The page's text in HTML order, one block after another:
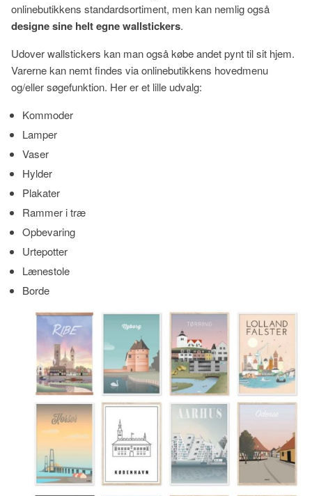
onlinebutikkens standardsortiment, men kan nemlig også
designe sine helt egne wallstickers.
Udover wallstickers kan man også købe andet pynt til sit hjem.
Varerne kan nemt findes via onlinebutikkens hovedmenu
og/eller søgefunktion. Her er et lille udvalg:
Kommoder
Lamper
Vaser
Hylder
Plakater
Rammer i træ
Opbevaring
Urtepotter
Lænestole
Borde